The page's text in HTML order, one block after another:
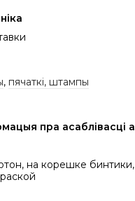
, пячаткі, штампы
пра асаблівасці
на корешке